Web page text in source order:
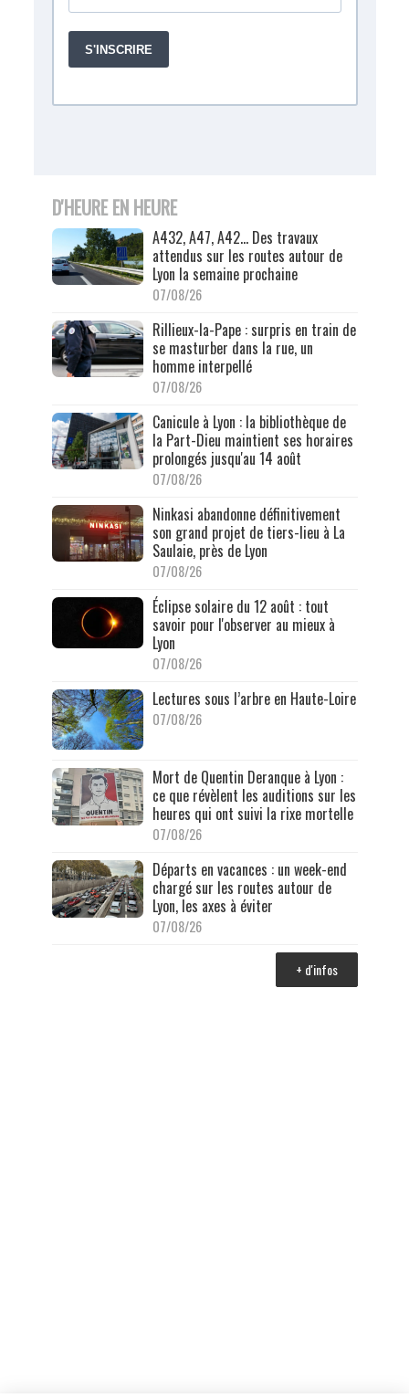
D'HEURE EN HEURE
A432, A47, A42… Des travaux
attendus sur les routes autour de
Lyon la semaine prochaine
07/08/26
Rillieux-la-Pape : surpris en train de
se masturber dans la rue, un
homme interpellé
07/08/26
Canicule à Lyon : la bibliothèque de
la Part-Dieu maintient ses horaires
prolongés jusqu'au 14 août
07/08/26
Ninkasi abandonne définitivement
son grand projet de tiers-lieu à La
Saulaie, près de Lyon
07/08/26
Éclipse solaire du 12 août : tout
savoir pour l'observer au mieux à
Lyon
07/08/26
Lectures sous l’arbre en Haute-Loire
07/08/26
Mort de Quentin Deranque à Lyon :
ce que révèlent les auditions sur les
heures qui ont suivi la rixe mortelle
07/08/26
Départs en vacances : un week-end
chargé sur les routes autour de
Lyon, les axes à éviter
07/08/26
+ d'infos